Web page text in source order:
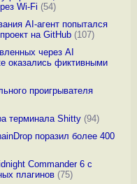
Wi-Fi (54)
AI-агент попытался
на GitHub(107)
через AI
оказались фиктивными
проигрывателя
терминала Shitty(94)
поразил более 400
Commander 6 c
плагинов(75)